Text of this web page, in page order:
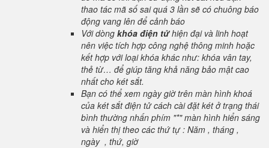
thao tác mã số sai quá 3 lần sẽ có chuông báo
động vang lên để cảnh báo
Với dòng khóa điện tửhiện đại và linh hoạt
nên việc tích hợp công nghệ thông minh hoặc
kết hợp với loại khóa khác như: khóa vân tay,
thẻ từ… để giúp tăng khả năng bảo mật cao
nhất cho két sắt.
Bạn có thể xem ngày giờ trên màn hình khoá
của két sắt điện tử cách cài đặt két ở trạng thái
bình thường nhấn phím "*" màn hình hiển sáng
và hiển thị theo các thứ tự : Năm , tháng ,
ngày , thứ, giờ